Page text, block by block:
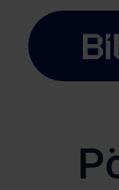
Siirry sisältöön